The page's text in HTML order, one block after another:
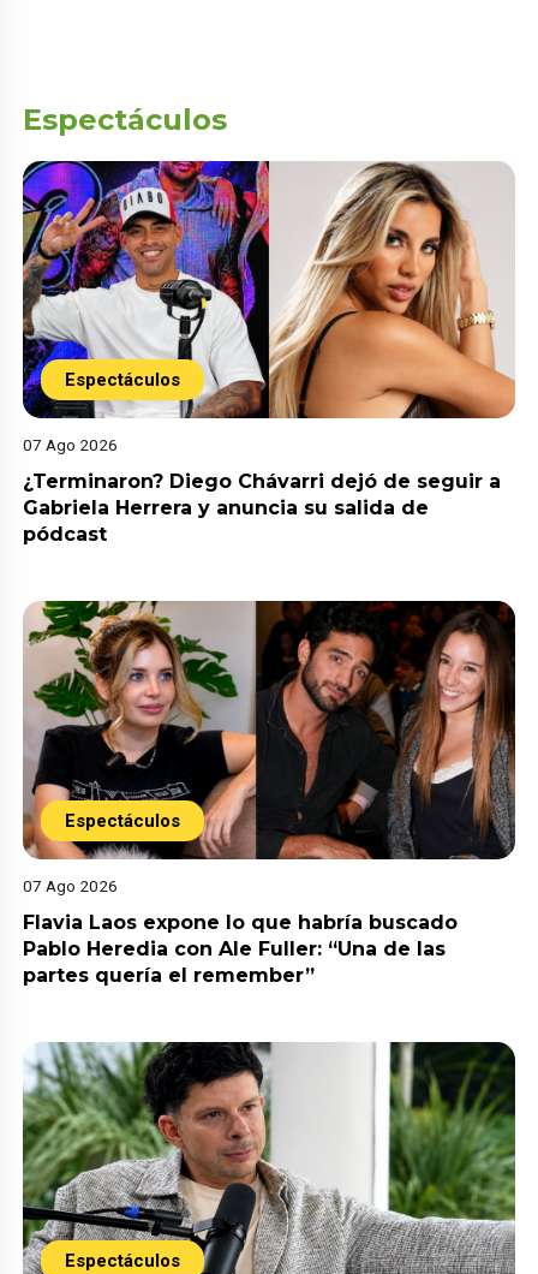
Espectáculos
Espectáculos
07 Ago 2026
¿Terminaron? Diego Chávarri dejó de seguir a
Gabriela Herrera y anuncia su salida de
pódcast
Espectáculos
07 Ago 2026
Flavia Laos expone lo que habría buscado
Pablo Heredia con Ale Fuller: “Una de las
partes quería el remember”
Espectáculos